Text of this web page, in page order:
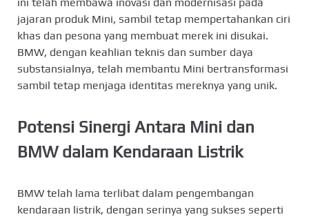
jajaran produk Mini, sambil tetap mempertahankan ciri
khas dan pesona yang membuat merek ini disukai.
BMW, dengan keahlian teknis dan sumber daya
substansialnya, telah membantu Mini bertransformasi
sambil tetap menjaga identitas mereknya yang unik.
Potensi Sinergi Antara Mini dan
BMW dalam Kendaraan Listrik
BMW telah lama terlibat dalam pengembangan
kendaraan listrik, dengan serinya yang sukses seperti